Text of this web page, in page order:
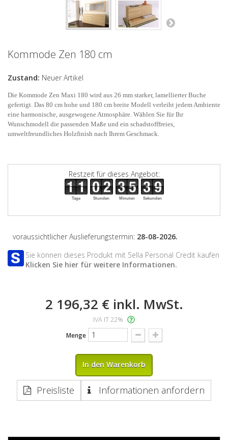
Kommode Zen 180 cm
Zustand: Neuer Artikel
Die Kommode Zen Maxi 180 wird aus 26 mm starker, lamellierter Buche
gefertigt. Das 80 cm hohe und 180 cm breite Modell verleiht jedem Ambiente
eine harmonische, ausgewogene Atmosphäre. Wählen Sie für Ihr
Wunschmodell die passenden Maße und ein schadstofffreies,
umweltfreundliches Holzfinish nach Ihrem Geschmack.
Restzeit für dieses Angebot:
Tage Stunden Minuten Sekunden
voraussichtlicher Auslieferungstermin: 28-08-2026.
Sie können dieses Produkt mit Sella Personal Credit kaufen
Klicken Sie hier für weitere Informationen.
2 196,32 €inkl. MwSt.
IVA IT 22%
Menge
In den Warenkorb
Preisliste Informationen anfordern